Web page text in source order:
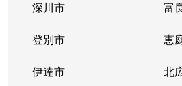
深川市 富
登別市 恵
伊達市 北